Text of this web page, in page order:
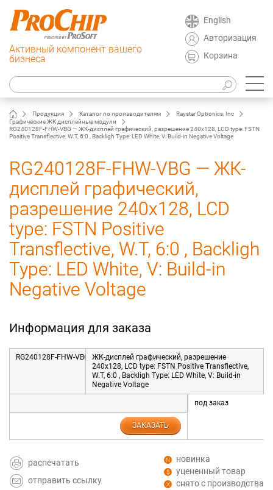
Активный компонент вашего
бизнеса
English
Авторизация
Корзина
Продукция Каталог по производителям
Raystar Optronics, Inc
Графические ЖК дисплейные модули
RG240128F-FHW-VBG — ЖК-дисплей графический, разрешение 240x128, LCD type: FSTN
Positive Transflective, W.T, 6:0 , Backligh Type: LED White, V: Build-in Negative Voltage
RG240128F-FHW-VBG — ЖК-
дисплей графический,
разрешение 240x128, LCD
type: FSTN Positive
Transflective, W.T, 6:0 , Backligh
Type: LED White, V: Build-in
Negative Voltage
Информация для заказа
RG240128F-FHW-VBG
ЖК-дисплей графический, разрешение
240x128, LCD type: FSTN Positive Transflective,
W.T, 6:0 , Backligh Type: LED White, V: Build-in
Negative Voltage
под заказ
ЗАКАЗАТЬ
распечатать
отправить ссылку
новинка
уцененный товар
снято с производства